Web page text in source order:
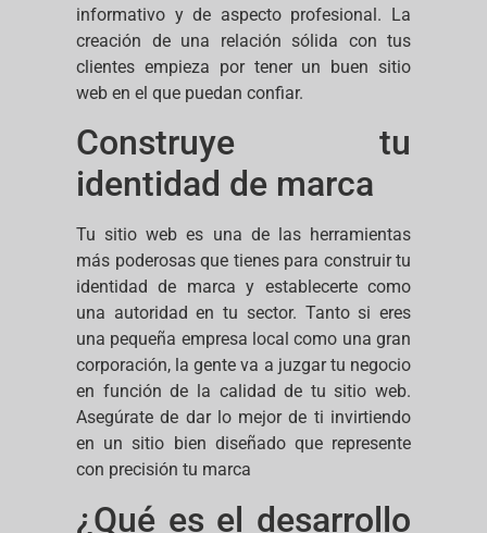
informativo y de aspecto profesional. La
creación de una relación sólida con tus
clientes empieza por tener un buen sitio
web en el que puedan confiar.
Construye tu
identidad de marca
Tu sitio web es una de las herramientas
más poderosas que tienes para construir tu
identidad de marca y establecerte como
una autoridad en tu sector. Tanto si eres
una pequeña empresa local como una gran
corporación, la gente va a juzgar tu negocio
en función de la calidad de tu sitio web.
Asegúrate de dar lo mejor de ti invirtiendo
en un sitio bien diseñado que represente
con precisión tu marca
¿Qué es el desarrollo